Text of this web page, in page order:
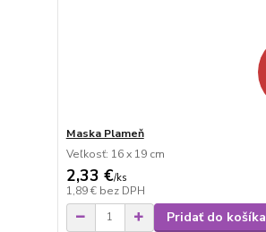
Maska Plameň
Veľkosť: 16 x 19 cm
2,33 €/ks
1,89 € bez DPH
Pridať do košíka